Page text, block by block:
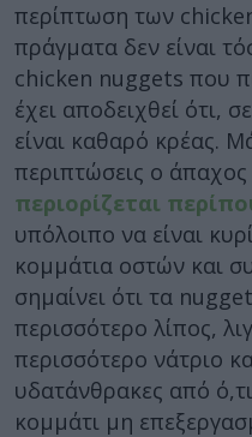
περίπτωση των
πράγματα δεν είναι
chicken nuggets που
έχει αποδειχθεί ότι,
είναι καθαρό κρέας.
περιπτώσεις ο άπαχος
περιορίζεται
υπόλοιπο να είναι
κομμάτια οστών και
σημαίνει ότι τα
περισσότερο λίπος,
περισσότερο νάτριο
υδατάνθρακες από
κομμάτι μη